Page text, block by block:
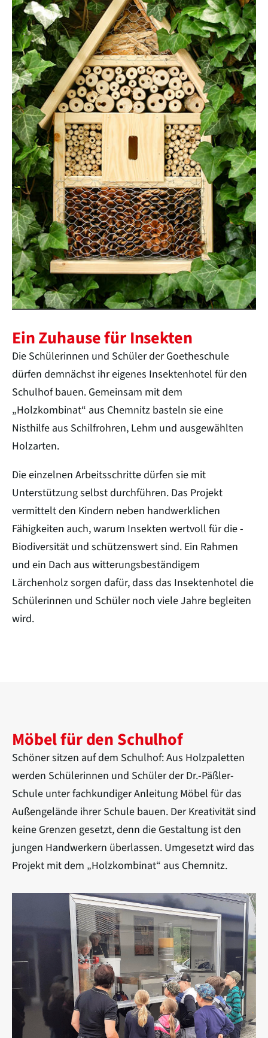
Ein Zuhause für Insekten
Die Schülerinnen und Schüler der Goetheschule
dürfen demnächst ihr eigenes Insektenhotel für den
Schulhof bauen. Gemeinsam mit dem
„Holzkombinat“ aus Chemnitz basteln sie eine
Nisthilfe aus Schilfrohren, Lehm und ausgewählten
Holzarten.
Die einzelnen Arbeitsschritte dürfen sie mit
Unterstützung selbst durchführen. Das Projekt
vermittelt den Kindern neben handwerklichen
Fähigkeiten auch, warum Insekten wertvoll für die ­
Biodiversität und schützenswert sind. Ein Rahmen
und ein Dach aus witterungsbeständigem
Lärchenholz sorgen dafür, dass das Insektenhotel die
Schülerinnen und ­Schüler noch viele Jahre begleiten
wird.
Möbel für den Schulhof
Schöner sitzen auf dem Schulhof: Aus Holzpaletten
werden Schülerinnen und Schüler der Dr.-Päßler-
Schule unter fachkundiger Anleitung Möbel für das
Außengelände ihrer Schule bauen. Der Kreativität sind
keine Grenzen gesetzt, denn die Gestaltung ist den
jungen Handwerkern überlassen. Umgesetzt wird das
Projekt mit dem „Holzkombinat“ aus Chemnitz.